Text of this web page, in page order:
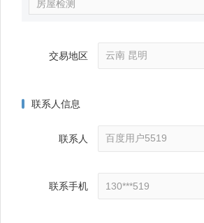
交易地区
联系人信息
联系人
联系手机